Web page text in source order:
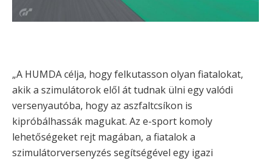
„A HUMDA célja, hogy felkutasson olyan fiatalokat,
akik a szimulátorok elől át tudnak ülni egy valódi
versenyautóba, hogy az aszfaltcsíkon is
kipróbálhassák magukat. Az e-sport komoly
lehetőségeket rejt magában, a fiatalok a
szimulátorversenyzés segítségével egy igazi